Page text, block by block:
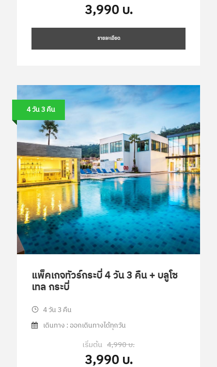
3,990 บ.
รายละเอียด
4 วัน 3 คืน
แพ็คเกจทัวร์กระบี่ 4 วัน 3 คืน + บลูโซ
เทล กระบี่
4 วัน 3 คืน
เดินทาง : ออกเดินทางได้ทุกวัน
เริ่มต้น 4,990 บ.
3,990 บ.